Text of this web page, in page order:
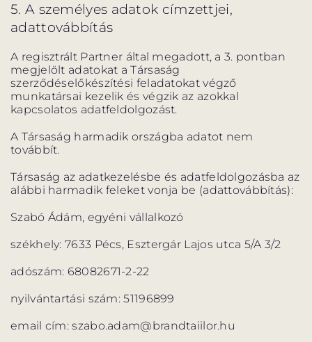
5. A személyes adatok címzettjei,
adattovábbítás
A regisztrált Partner által megadott, a 3. pontban
megjelölt adatokat a Társaság
szerződéselőkészítési feladatokat végző
munkatársai kezelik és végzik az azokkal
kapcsolatos adatfeldolgozást.
A Társaság harmadik országba adatot nem
továbbít.
Társaság az adatkezelésbe és adatfeldolgozásba az
alábbi harmadik feleket vonja be (adattovábbítás):
Szabó Ádám, egyéni vállalkozó
székhely: 7633 Pécs, Esztergár Lajos utca 5/A 3/2
adószám: 68082671-2-22
nyilvántartási szám: 51196899
email cím: szabo.adam@brandtaiilor.hu